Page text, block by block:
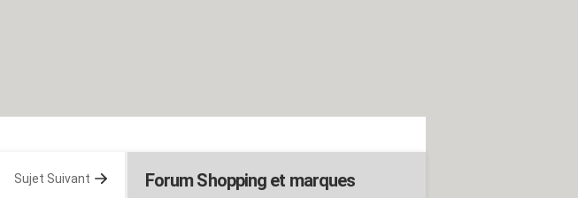
Sujet Suivant Forum Shopping et marques